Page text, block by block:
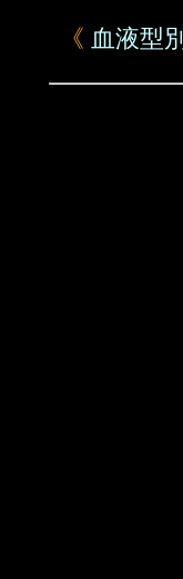
《 血液型